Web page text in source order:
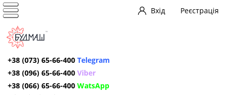
Вхід Реєстрація
+38 (073) 65-66-400 Telegram
+38 (096) 65-66-400 Viber
+38 (066) 65-66-400 WatsApp